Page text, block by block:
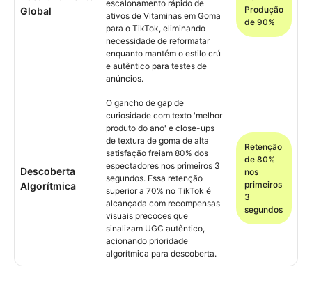
Global
escalonamento rápido de
ativos de Vitaminas em Goma
para o TikTok, eliminando
necessidade de reformatar
enquanto mantém o estilo crú
e autêntico para testes de
anúncios.
Produção
de 90%
Descoberta
Algorítmica
O gancho de gap de
curiosidade com texto 'melhor
produto do ano' e close-ups
de textura de goma de alta
satisfação freiam 80% dos
espectadores nos primeiros 3
segundos. Essa retenção
superior a 70% no TikTok é
alcançada com recompensas
visuais precoces que
sinalizam UGC autêntico,
acionando prioridade
algorítmica para descoberta.
Retenção
de 80%
nos
primeiros
3
segundos